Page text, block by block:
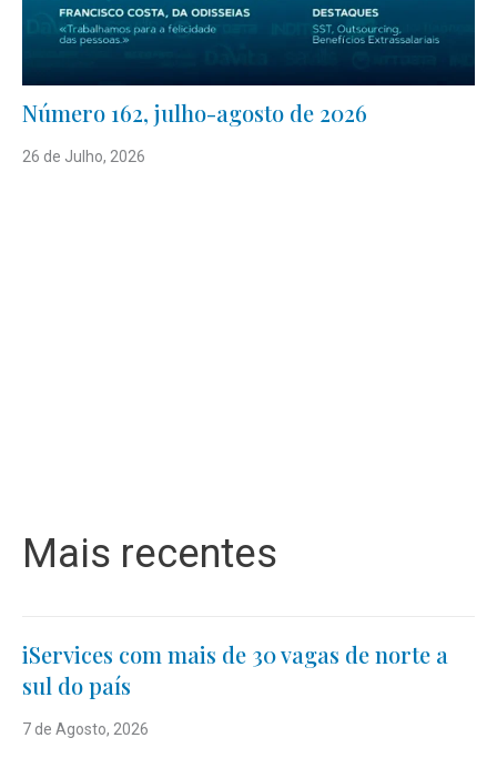
Número 162, julho-agosto de 2026
26 de Julho, 2026
Mais recentes
iServices com mais de 30 vagas de norte a
sul do país
7 de Agosto, 2026